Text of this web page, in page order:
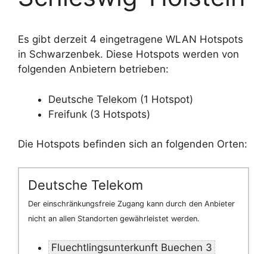
Es gibt derzeit 4 eingetragene WLAN Hotspots
in Schwarzenbek. Diese Hotspots werden von
folgenden Anbietern betrieben:
Deutsche Telekom (1 Hotspot)
Freifunk (3 Hotspots)
Die Hotspots befinden sich an folgenden Orten:
Deutsche Telekom
Der einschränkungsfreie Zugang kann durch den Anbieter
nicht an allen Standorten gewährleistet werden.
Fluechtlingsunterkunft Buechen 3